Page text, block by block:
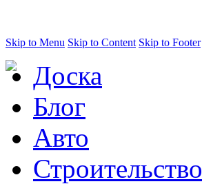
Skip to Menu Skip to Content Skip to Footer
Доска
Блог
Авто
Строительство